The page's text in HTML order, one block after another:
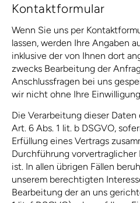
Kontaktformular
Wenn Sie uns per
lassen, werden Ihre Angaben
inklusive der von Ihnen dort
zwecks Bearbeitung der
Anschlussfragen bei uns
wir nicht ohne Ihre
Die Verarbeitung dieser
Art. 6 Abs. 1 lit. b DSGVO,
Erfüllung eines Vertrags
Durchführung vorvertraglicher
ist. In allen übrigen Fällen
unserem berechtigten
Bearbeitung der an uns